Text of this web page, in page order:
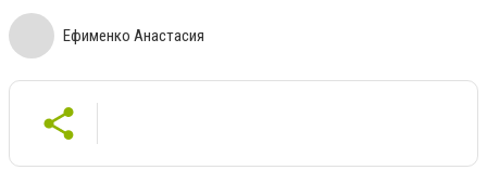
Ефименко Анастасия